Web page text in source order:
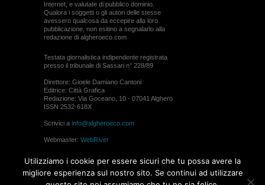
Internet, e valutate di pubblico dominio.
Qualora i soggetti o gli autori delle stesse
avessero qualcosa da eccepire alla loro
pubblicazione, non esitino a segnalarlo alla
redazione di algheroeco.com
Testata giornalistica indipendente registrata
presso il tribunale di Sassari n° 228/89
Direttore: Gioele Damiano Cantoni
Editrice: Città Grafica
Redazione: Via Goceano, 10 - 07041 Alghero
ISSN 2532-618X
Scrivici a info@algheroeco.com
Webmaster: WebRiver
permesso di algheroeco.com
Utilizziamo i cookie per essere sicuri che tu possa avere la
migliore esperienza sul nostro sito. Se continui ad utilizzare